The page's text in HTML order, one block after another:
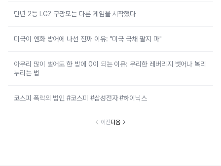
만년 2등 LG? 구광모는 다른 게임을 시작했다
미국이 엔화 방어에 나선 진짜 이유: "미국 국채 팔지 마"
아무리 많이 벌어도 한 방에 0이 되는 이유: 무리한 레버리지 벗어나 복리
누리는 법
코스피 폭락의 범인 #코스피 #삼성전자 #하이닉스
이전다음